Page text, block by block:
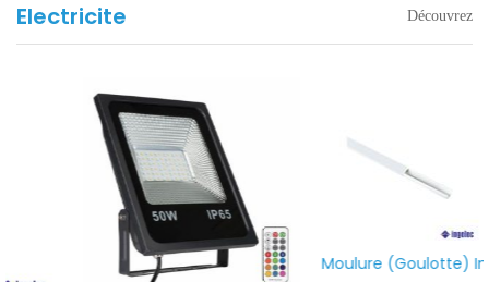
Electricite Découvrez
Moulure (Goulotte) Ingelec